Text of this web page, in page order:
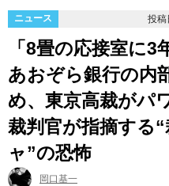
ニュース 投稿
「8畳の応接室に3
あおぞら銀行の内
め、東京高裁がパ
裁判官が指摘する
ャ”の恐怖
岡口基一